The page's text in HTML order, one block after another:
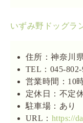
いずみ野ドッグラ
住所：神奈川
TEL：045-802-
営業時間：10
定休日：不定
駐車場：あり
URL： https://